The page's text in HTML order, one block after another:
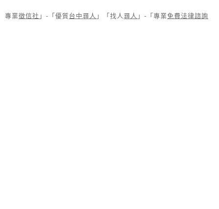
專業徵信社 」-「優質台中尋人 」「找人尋人 」-「專業免費法律諮詢